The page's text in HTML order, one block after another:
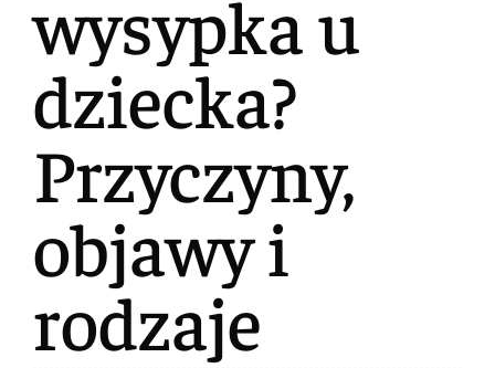
wysypka u
dziecka?
Przyczyny,
objawy i
rodzaje